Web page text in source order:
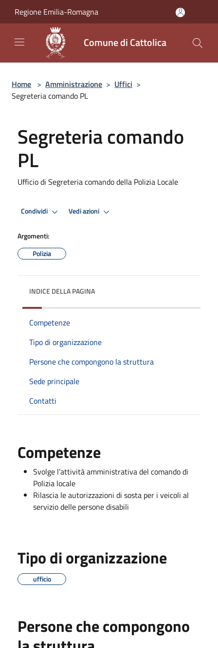
Regione Emilia-Romagna
Comune di Cattolica
Home > Amministrazione > Uffici >
Segreteria comando PL
Segreteria comando
PL
Ufficio di Segreteria comando della Polizia Locale
Condividi Vedi azioni
Argomenti:
Polizia
INDICE DELLA PAGINA
Competenze
Tipo di organizzazione
Persone che compongono la struttura
Sede principale
Contatti
Competenze
Svolge l’attività amministrativa del comando di
Polizia locale
Rilascia le autorizzazioni di sosta per i veicoli al
servizio delle persone disabili
Tipo di organizzazione
ufficio
Persone che compongono